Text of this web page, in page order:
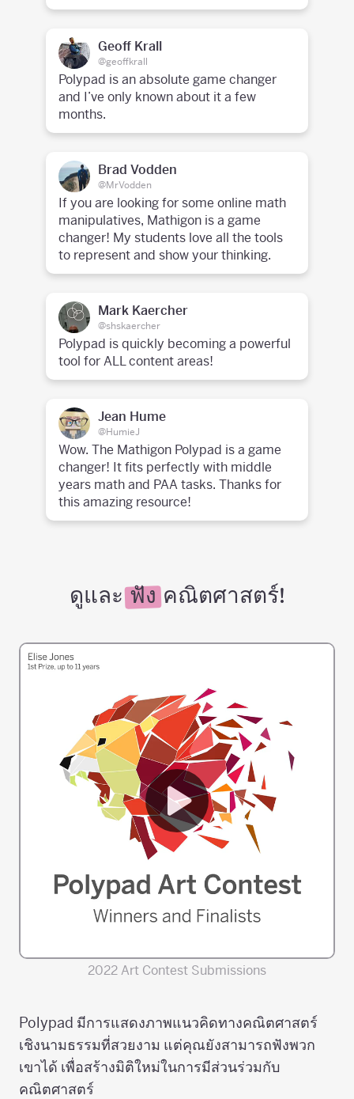
Geoff Krall
@geoffkrall
Polypad is an absolute game changer
and I’ve only known about it a few
months.
Brad Vodden
@MrVodden
If you are looking for some online math
manipulatives, Mathigon is a game
changer! My students love all the tools
to represent and show your thinking.
Mark Kaercher
@shskaercher
Polypad is quickly becoming a powerful
tool for ALL content areas!
Jean Hume
@HumieJ
Wow. The Mathigon Polypad is a game
changer! It fits perfectly with middle
years math and PAA tasks. Thanks for
this amazing resource!
ดูและ ฟัง คณิตศาสตร์!
2022 Art Contest Submissions
Polypad มีการแสดงภาพแนวคิดทางคณิตศาสตร์
เชิงนามธรรมที่สวยงาม แต่คุณยังสามารถฟังพวก
เขาได้ เพื่อสร้างมิติใหม่ในการมีส่วนร่วมกับ
คณิตศาสตร์